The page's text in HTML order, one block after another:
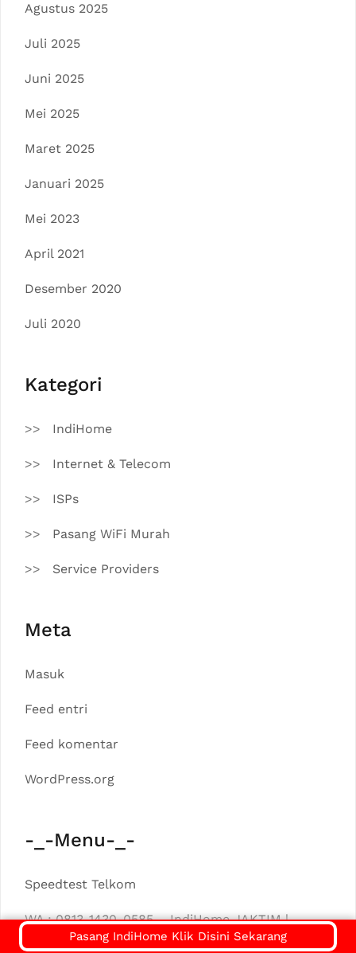
Agustus 2025
Juli 2025
Juni 2025
Mei 2025
Maret 2025
Januari 2025
Mei 2023
April 2021
Desember 2020
Juli 2020
Kategori
IndiHome
Internet & Telecom
ISPs
Pasang WiFi Murah
Service Providers
Meta
Masuk
Feed entri
Feed komentar
WordPress.org
-_-Menu-_-
Speedtest Telkom
WA : 0813-1430-0585 – IndiHome JAKTIM |
Pasang IndiHome Jakarta Timur
Pasang IndiHome Klik Disini Sekarang